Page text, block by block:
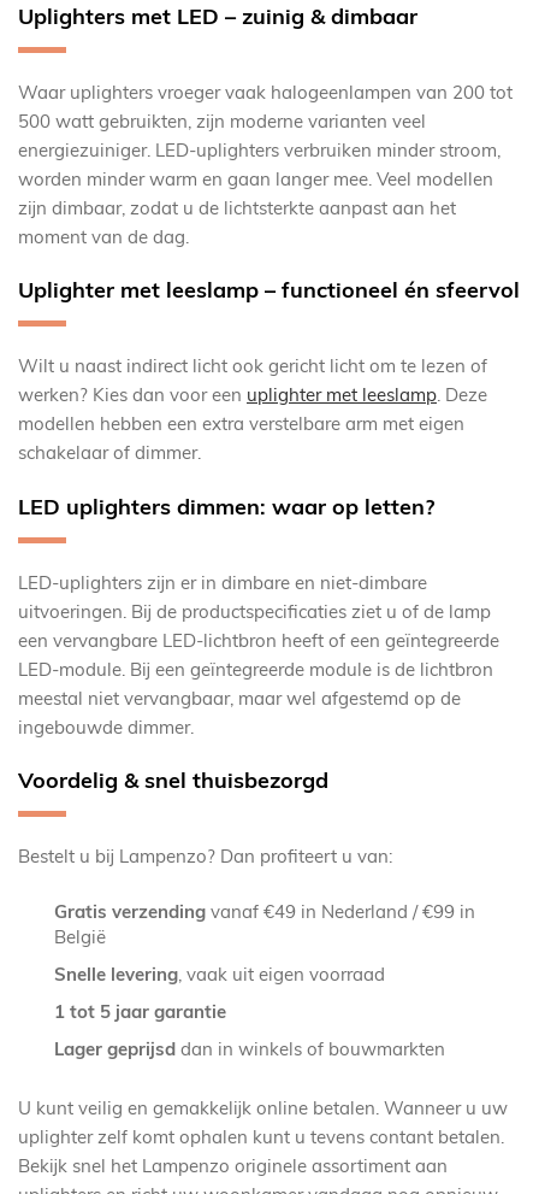
Uplighters met LED – zuinig & dimbaar
Waar uplighters vroeger vaak halogeenlampen van 200 tot
500 watt gebruikten, zijn moderne varianten veel
energiezuiniger. LED-uplighters verbruiken minder stroom,
worden minder warm en gaan langer mee. Veel modellen
zijn dimbaar, zodat u de lichtsterkte aanpast aan het
moment van de dag.
Uplighter met leeslamp – functioneel én sfeervol
Wilt u naast indirect licht ook gericht licht om te lezen of
werken? Kies dan voor een uplighter met leeslamp. Deze
modellen hebben een extra verstelbare arm met eigen
schakelaar of dimmer.
LED uplighters dimmen: waar op letten?
LED-uplighters zijn er in dimbare en niet-dimbare
uitvoeringen. Bij de productspecificaties ziet u of de lamp
een vervangbare LED-lichtbron heeft of een geïntegreerde
LED-module. Bij een geïntegreerde module is de lichtbron
meestal niet vervangbaar, maar wel afgestemd op de
ingebouwde dimmer.
Voordelig & snel thuisbezorgd
Bestelt u bij Lampenzo? Dan profiteert u van:
Gratis verzending vanaf €49 in Nederland / €99 in
België
Snelle levering , vaak uit eigen voorraad
1 tot 5 jaar garantie
Lager geprijsd dan in winkels of bouwmarkten
U kunt veilig en gemakkelijk online betalen. Wanneer u uw
uplighter zelf komt ophalen kunt u tevens contant betalen.
Bekijk snel het Lampenzo originele assortiment aan